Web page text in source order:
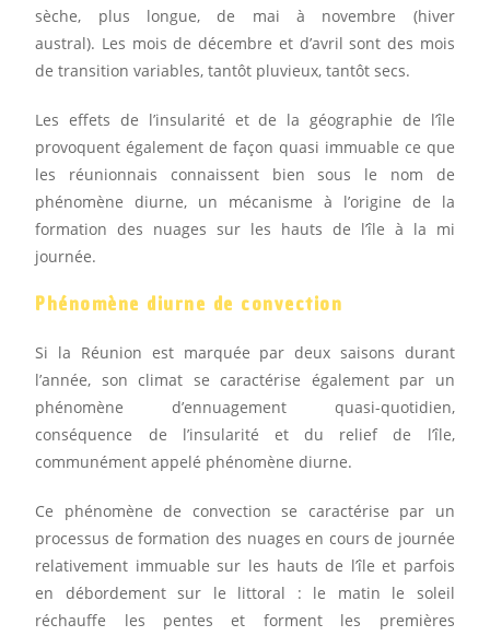
sèche, plus longue, de mai à novembre (hiver
austral). Les mois de décembre et d’avril sont des mois
de transition variables, tantôt pluvieux, tantôt secs.
Les effets de l’insularité et de la géographie de l’île
provoquent également de façon quasi immuable ce que
les réunionnais connaissent bien sous le nom de
phénomène diurne, un mécanisme à l’origine de la
formation des nuages sur les hauts de l’île à la mi
journée.
Phénomène diurne de convection
Si la Réunion est marquée par deux saisons durant
l’année, son climat se caractérise également par un
phénomène d’ennuagement quasi-quotidien,
conséquence de l’insularité et du relief de l’île,
communément appelé phénomène diurne.
Ce phénomène de convection se caractérise par un
processus de formation des nuages en cours de journée
relativement immuable sur les hauts de l’île et parfois
en débordement sur le littoral : le matin le soleil
réchauffe les pentes et forment les premières